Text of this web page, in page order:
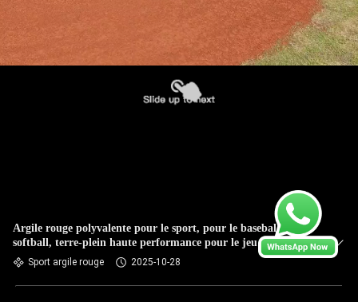
Argile rouge polyvalente pour le sport, pour le baseball et le
softball, terre-plein haute performance pour le jeu compétitif
Sport argile rouge 2025-10-28